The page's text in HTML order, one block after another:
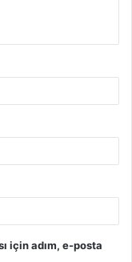
için adım, e-posta